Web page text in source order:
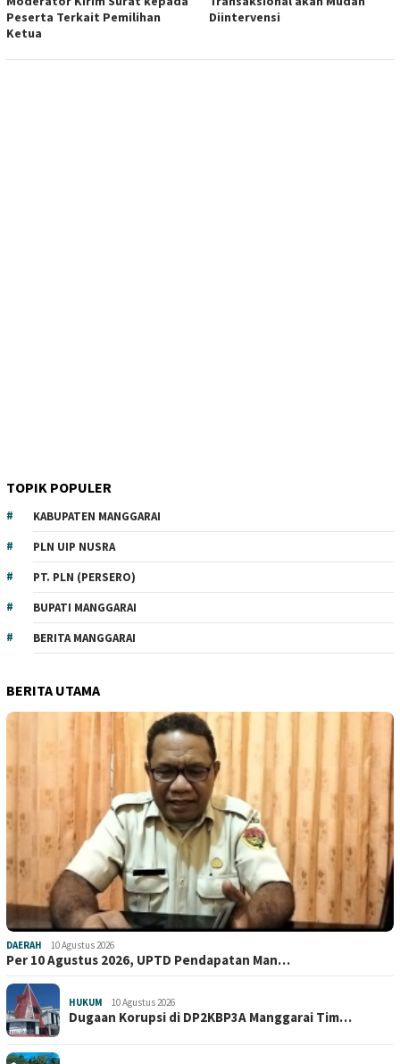
Peserta Terkait Pemilihan
Ketua
Diintervensi
TOPIK POPULER
KABUPATEN MANGGARAI
PLN UIP NUSRA
PT. PLN (PERSERO)
BUPATI MANGGARAI
BERITA MANGGARAI
BERITA UTAMA
DAERAH 10 Agustus 2026
Per 10 Agustus 2026, UPTD Pendapatan Man…
HUKUM 10 Agustus 2026
Dugaan Korupsi di DP2KBP3A Manggarai Tim…